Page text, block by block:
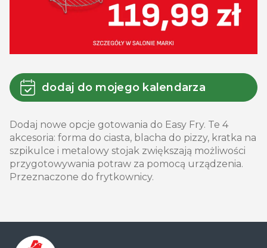
dodaj do mojego kalendarza
Dodaj nowe opcje gotowania do Easy Fry. Te 4
akcesoria: forma do ciasta, blacha do pizzy, kratka na
szpikulce i metalowy stojak zwiększają możliwości
przygotowywania potraw za pomocą urządzenia.
Przeznaczone do frytkownicy.